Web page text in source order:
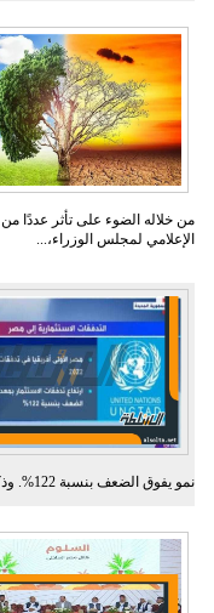
من خلاله الضوء على تأثر عددًا
الإعلامي لمجلس الوزراء،...
نمو يفوق الضعف بنسبة 122%. وذكر...